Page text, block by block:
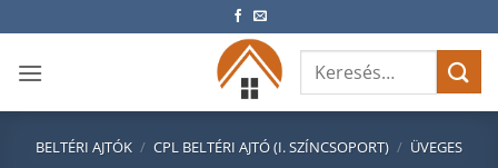
to
content
Keresés
következőre:
BELTÉRI AJTÓK / CPL BELTÉRI AJTÓ (I. SZÍNCSOPORT) / ÜVEGES